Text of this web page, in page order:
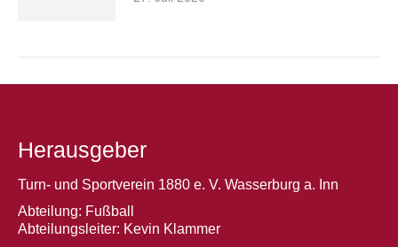
Herausgeber
Turn- und Sportverein 1880 e. V. Wasserburg a. Inn
Abteilung: Fußball
Abteilungsleiter: Kevin Klammer